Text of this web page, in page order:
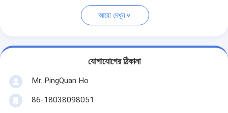
আরো দেখুন
যোগাযোগের ঠিকানা
Mr. PingQuan Ho
86-18038098051